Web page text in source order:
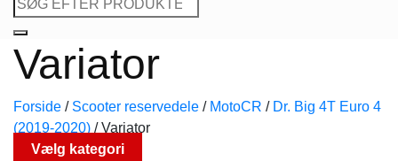
efter:
Variator
Forside / Scooter reservedele / MotoCR / Dr. Big 4T Euro 4
(2019-2020) /Variator
Vælg kategori